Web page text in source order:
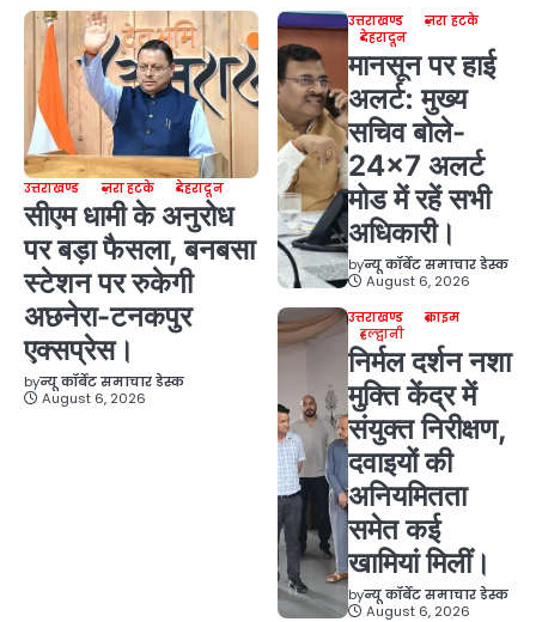
उत्तराखण्ड ज़रा हटके देहरादून
सीएम धामी के अनुरोध
पर बड़ा फैसला, बनबसा
स्टेशन पर रुकेगी
अछनेरा-टनकपुर
एक्सप्रेस।
byन्यू कॉर्बेट समाचार डेस्क
August 6, 2026
उत्तराखण्ड
ज़रा हटके
देहरादून
मानसून पर हाई
अलर्ट: मुख्य
सचिव बोले-
24×7 अलर्ट
मोड में रहें सभी
अधिकारी।
byन्यू कॉर्बेट समाचार डेस्क
August 6, 2026
उत्तराखण्ड
क्राइम
हल्द्वानी
निर्मल दर्शन नशा
मुक्ति केंद्र में
संयुक्त निरीक्षण,
दवाइयों की
अनियमितता
समेत कई
खामियां मिलीं।
byन्यू कॉर्बेट समाचार डेस्क
August 6, 2026